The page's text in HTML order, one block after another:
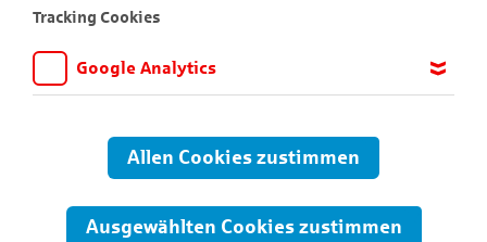
aktiviert sein.
Tracking Cookies
Google Analytics
anpassen und verbessern können. Aus diesem Grund nutzen wir
Google Analytics. Dieses Werkzeug erfasst die Seitenaufrufe zu
Übertragung anonymisiert.
Allen Cookies zustimmen
Ausgewählten Cookies zustimmen